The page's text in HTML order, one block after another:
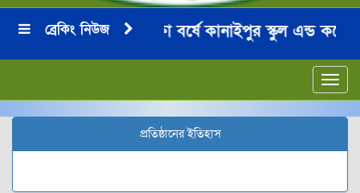
ব্রেকিং নিউজ
*** ২০২৪-২০২৫ শিক্ষা বর্ষে কানাইপুর স্কুল এন্ড
প্রতিষ্ঠানের ইতিহাস